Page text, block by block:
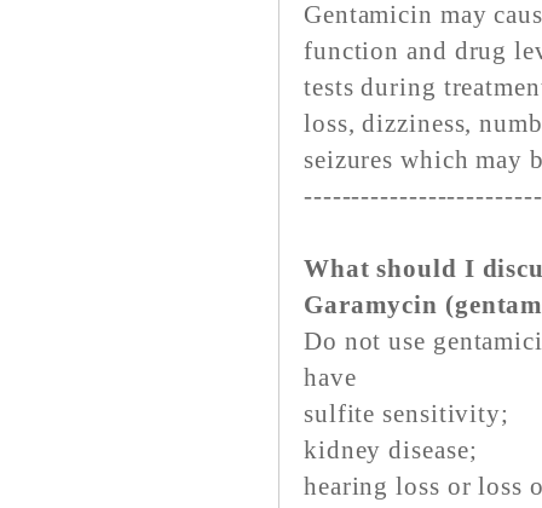
Gentamicin may
function and drug
tests during
loss, dizziness,
seizures which may
What should I
Garamycin
Do not use
have
sulfite sensitivity;
kidney disease;
hearing loss or loss